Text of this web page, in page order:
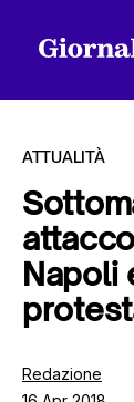
Tutti gli
Chi siamo
ATTUALITÀ
Napoli
Redazione